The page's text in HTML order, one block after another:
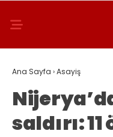
Ana Sayfa ›Asayiş
saldırı: